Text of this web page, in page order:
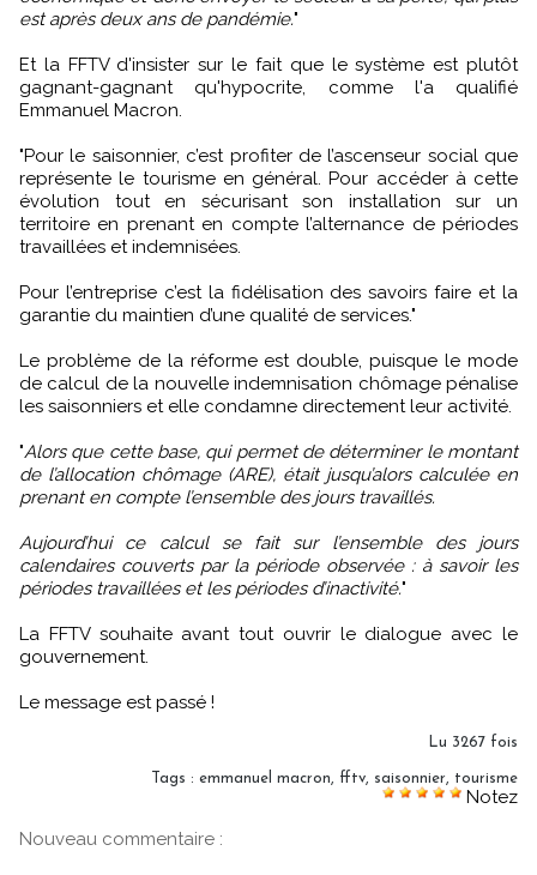
est après deux ans de pandémie."
Et la FFTV d'insister sur le fait que le système est plutôt
gagnant-gagnant qu'hypocrite, comme l'a qualifié
Emmanuel Macron.
"Pour le saisonnier, c’est profiter de l’ascenseur social que
représente le tourisme en général. Pour accéder à cette
évolution tout en sécurisant son installation sur un
territoire en prenant en compte l’alternance de périodes
travaillées et indemnisées.
Pour l’entreprise c’est la fidélisation des savoirs faire et la
garantie du maintien d’une qualité de services."
Le problème de la réforme est double, puisque le mode
de calcul de la nouvelle indemnisation chômage pénalise
les saisonniers et elle condamne directement leur activité.
"Alors que cette base, qui permet de déterminer le montant
de l’allocation chômage (ARE), était jusqu’alors calculée en
prenant en compte l’ensemble des jours travaillés.
Aujourd’hui ce calcul se fait sur l’ensemble des jours
calendaires couverts par la période observée : à savoir les
périodes travaillées et les périodes d’inactivité."
La FFTV souhaite avant tout ouvrir le dialogue avec le
gouvernement.
Le message est passé !
Lu 3267 fois
Tags : emmanuel macron fftv saisonnier tourisme
Notez
Nouveau commentaire :